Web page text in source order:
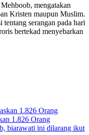
mengatakan
Kristen maupun Muslim.
serangan pada hari
bertekad menyebarkan
1.826 Orang